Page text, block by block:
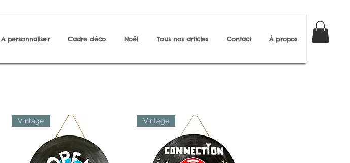
A personnaliser Cadre déco Noël Tous nos articles Contact À propos
Vintage Vintage